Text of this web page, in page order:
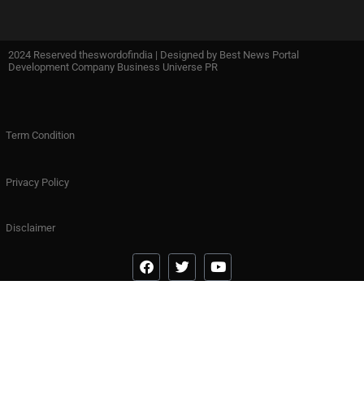
2024 Reserved theswordofindia | Designed by Best News Portal
Development Company Business Universe PR
Term Condition
Privacy Policy
Disclaimer